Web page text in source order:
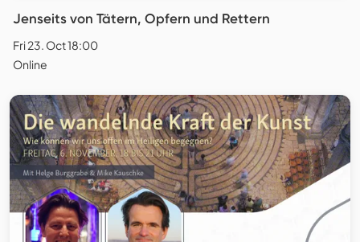
Jenseits von Tätern, Opfern und Rettern
Fri 23. Oct 18:00
Online